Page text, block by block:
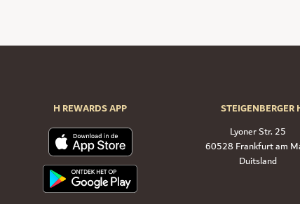
H REWARDS APP
Lyoner Str. 25
60528 Frankfurt am
Duitsland